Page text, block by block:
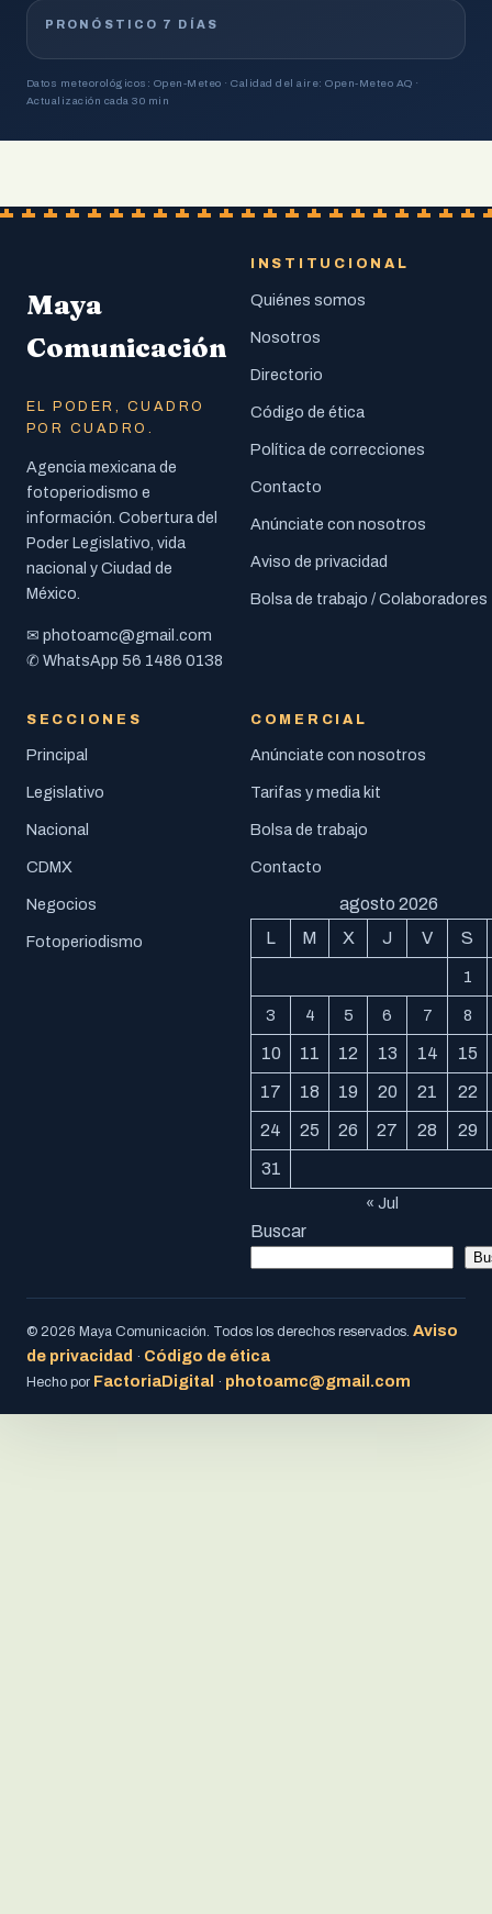
PRONÓSTICO 7 DÍAS
Datos meteorológicos: Open-Meteo · Calidad del aire: Open-Meteo AQ ·
Actualización cada 30 min
Maya
Comunicación
EL PODER, CUADRO
POR CUADRO.
Agencia mexicana de
fotoperiodismo e
información. Cobertura del
Poder Legislativo, vida
nacional y Ciudad de
México.
✉ photoamc@gmail.com
✆ WhatsApp 56 1486 0138
INSTITUCIONAL
Quiénes somos
Nosotros
Directorio
Código de ética
Política de correcciones
Contacto
Anúnciate con nosotros
Aviso de privacidad
Bolsa de trabajo / Colaboradores
SECCIONES
Principal
Legislativo
Nacional
CDMX
Negocios
Fotoperiodismo
COMERCIAL
Anúnciate con nosotros
Tarifas y media kit
Bolsa de trabajo
Contacto
agosto 2026
L
M X J V S
1
3 4 5 6 7 8
10 11 12 13 14 15
17 18 19 20 21 22
24 25 26 27 28 29
31
« Jul
Buscar
© 2026 Maya Comunicación. Todos los derechos reservados. Aviso
de privacidad · Código de ética
Hecho por FactoriaDigital · photoamc@gmail.com